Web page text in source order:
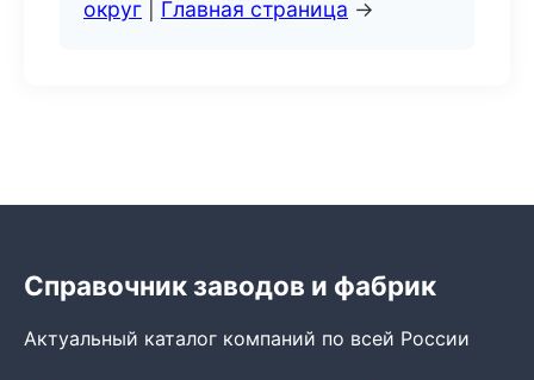
округ
Главная страница →
Справочник заводов и фабрик
Актуальный каталог компаний по всей России